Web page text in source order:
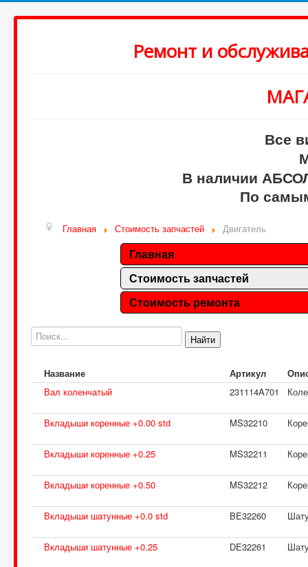
Ремонт и
Все
В наличии
По
Главная Стоимость запчастей Двигатель
Главная
Стоимость запчастей
Стоимость ремонта
Найти
Название Артикул
Вал коленчатый
231114A701
Вкладыши коренные +0.00 std MS32210
Вкладыши коренные +0.25 MS32211
Вкладыши коренные +0.50 MS32212
Вкладыши шатунные +0.0 std BE32260
Вкладыши шатунные +0.25 DE32261